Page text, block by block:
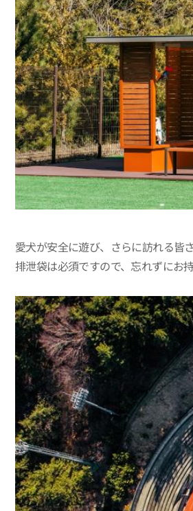
愛犬が安全に遊び、さらに訪れる皆
排泄袋は必須ですので、忘れずにお